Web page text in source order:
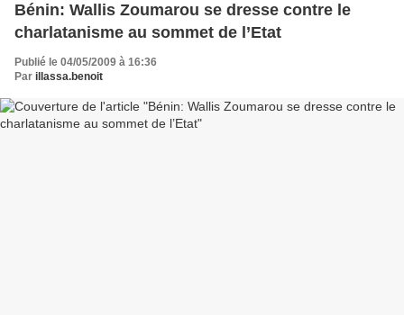
Bénin: Wallis Zoumarou se dresse contre le
charlatanisme au sommet de l’Etat
Publié le 04/05/2009 à 16:36
Par illassa.benoit